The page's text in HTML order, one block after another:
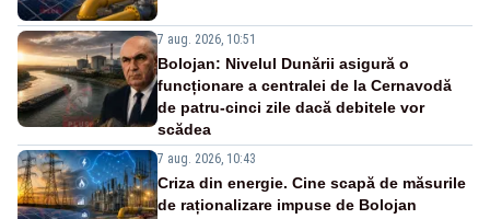
7 aug. 2026, 10:51
Bolojan: Nivelul Dunării asigură o
funcționare a centralei de la Cernavodă
de patru-cinci zile dacă debitele vor
scădea
7 aug. 2026, 10:43
Criza din energie. Cine scapă de măsurile
de raționalizare impuse de Bolojan